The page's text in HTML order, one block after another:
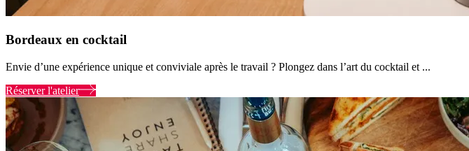
Bordeaux en cocktail
Envie d’une expérience unique et conviviale après le travail ? Plongez dans l’art du cocktail et ...
Réserver l'atelier